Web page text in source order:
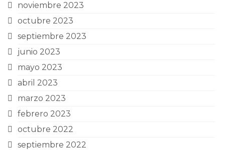
noviembre 2023
octubre 2023
septiembre 2023
junio 2023
mayo 2023
abril 2023
marzo 2023
febrero 2023
octubre 2022
septiembre 2022